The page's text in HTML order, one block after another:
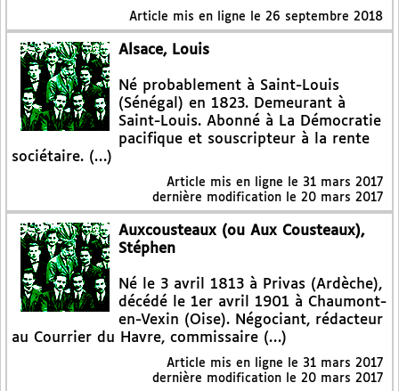
Article mis en ligne le 26 septembre 2018
Alsace, Louis
Né probablement à Saint-Louis
(Sénégal) en 1823. Demeurant à
Saint-Louis. Abonné à La Démocratie
pacifique et souscripteur à la rente
sociétaire. (…)
Article mis en ligne le 31 mars 2017
dernière modification le 20 mars 2017
Auxcousteaux (ou Aux Cousteaux),
Stéphen
Né le 3 avril 1813 à Privas (Ardèche),
décédé le 1er avril 1901 à Chaumont-
en-Vexin (Oise). Négociant, rédacteur
au Courrier du Havre, commissaire (…)
Article mis en ligne le 31 mars 2017
dernière modification le 20 mars 2017